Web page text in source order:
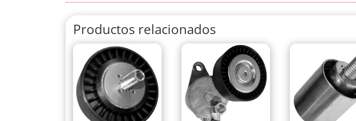
Productos relacionados